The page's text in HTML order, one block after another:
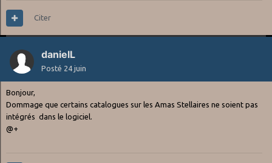
Citer
danielL
Posté 24 juin
Bonjour,
Dommage que certains catalogues sur les Amas Stellaires ne soient pas
intégrés dans le logiciel.
@+